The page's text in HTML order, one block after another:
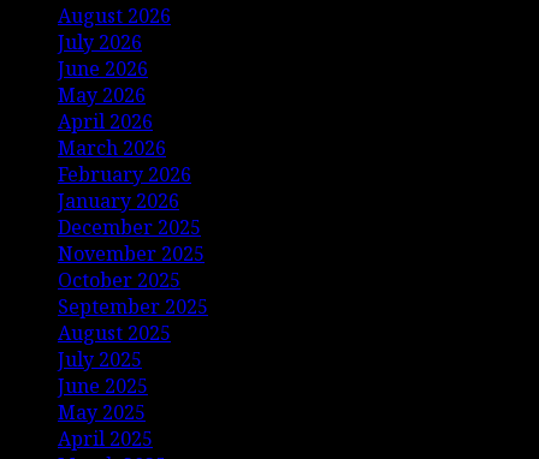
August 2026
July 2026
June 2026
May 2026
April 2026
March 2026
February 2026
January 2026
December 2025
November 2025
October 2025
September 2025
August 2025
July 2025
June 2025
May 2025
April 2025